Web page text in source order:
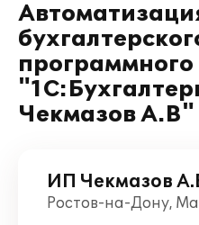
программного
Чекмазов А.В"
ИП Чекмазов
Ростов-на-Дону,